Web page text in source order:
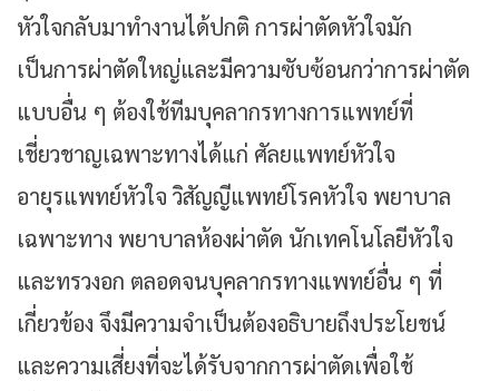
หัวใจกลับมาทำงานได้ปกติ การผ่าตัดหัวใจมัก
เป็นการผ่าตัดใหญ่และมีความซับซ้อนกว่าการผ่าตัด
แบบอื่น ๆ ต้องใช้ทีมบุคลากรทางการแพทย์ที่
เชี่ยวชาญเฉพาะทางได้แก่ ศัลยแพทย์หัวใจ
อายุรแพทย์หัวใจ วิสัญญีแพทย์โรคหัวใจ พยาบาล
เฉพาะทาง พยาบาลห้องผ่าตัด นักเทคโนโลยีหัวใจ
และทรวงอก ตลอดจนบุคลากรทางแพทย์อื่น ๆ ที่
เกี่ยวข้อง จึงมีความจำเป็นต้องอธิบายถึงประโยชน์
และความเสี่ยงที่จะได้รับจากการผ่าตัดเพื่อใช้